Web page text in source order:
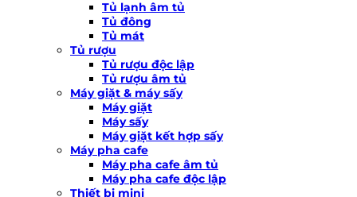
Tủ lạnh âm tủ
Tủ đông
Tủ mát
Tủ rượu
Tủ rượu độc lập
Tủ rượu âm tủ
Máy giặt & máy sấy
Máy giặt
Máy sấy
Máy giặt kết hợp sấy
Máy pha cafe
Máy pha cafe âm tủ
Máy pha cafe độc lập
Thiết bị mini